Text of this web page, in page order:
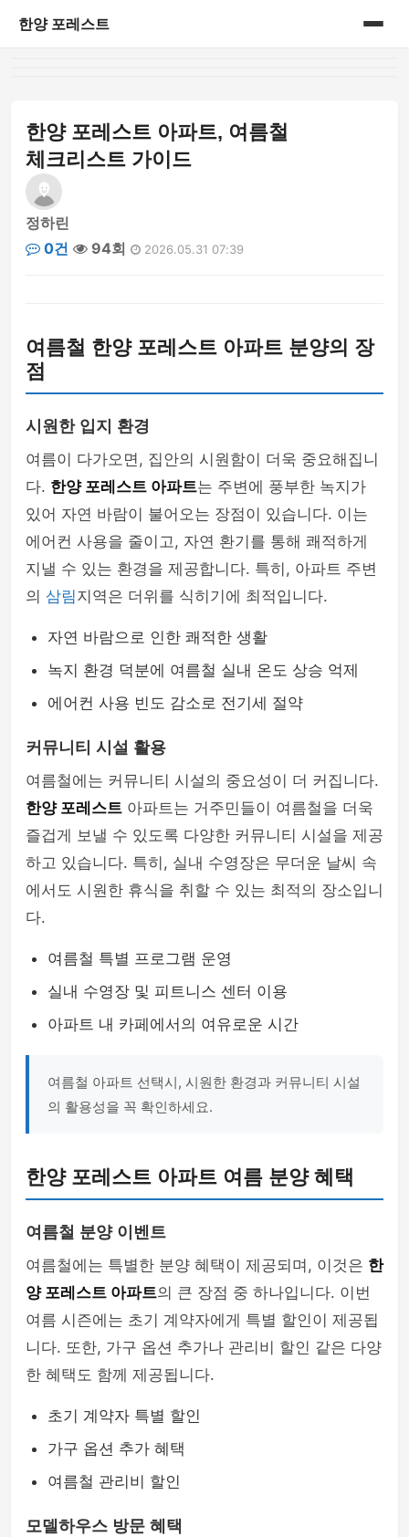
한양 포레스트
한양 포레스트 아파트, 여름철
체크리스트 가이드
정하린
0건
94회 2026.05.31 07:39
여름철 한양 포레스트 아파트 분양의 장
점
시원한 입지 환경
여름이 다가오면, 집안의 시원함이 더욱 중요해집니
다. 한양 포레스트 아파트는 주변에 풍부한 녹지가
있어 자연 바람이 불어오는 장점이 있습니다. 이는
에어컨 사용을 줄이고, 자연 환기를 통해 쾌적하게
지낼 수 있는 환경을 제공합니다. 특히, 아파트 주변
의 삼림지역은 더위를 식히기에 최적입니다.
자연 바람으로 인한 쾌적한 생활
녹지 환경 덕분에 여름철 실내 온도 상승 억제
에어컨 사용 빈도 감소로 전기세 절약
커뮤니티 시설 활용
여름철에는 커뮤니티 시설의 중요성이 더 커집니다.
한양 포레스트 아파트는 거주민들이 여름철을 더욱
즐겁게 보낼 수 있도록 다양한 커뮤니티 시설을 제공
하고 있습니다. 특히, 실내 수영장은 무더운 날씨 속
에서도 시원한 휴식을 취할 수 있는 최적의 장소입니
다.
여름철 특별 프로그램 운영
실내 수영장 및 피트니스 센터 이용
아파트 내 카페에서의 여유로운 시간
여름철 아파트 선택시, 시원한 환경과 커뮤니티 시설
의 활용성을 꼭 확인하세요.
한양 포레스트 아파트 여름 분양 혜택
여름철 분양 이벤트
여름철에는 특별한 분양 혜택이 제공되며, 이것은 한
양 포레스트 아파트의 큰 장점 중 하나입니다. 이번
여름 시즌에는 초기 계약자에게 특별 할인이 제공됩
니다. 또한, 가구 옵션 추가나 관리비 할인 같은 다양
한 혜택도 함께 제공됩니다.
초기 계약자 특별 할인
가구 옵션 추가 혜택
여름철 관리비 할인
모델하우스 방문 혜택